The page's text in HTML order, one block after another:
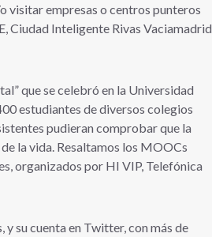
visitar empresas o centros punteros
Ciudad Inteligente Rivas Vaciamadrid
que se celebró en la Universidad
estudiantes de diversos colegios
pudieran comprobar que la
la vida. Resaltamos los MOOCs
organizados por HI VIP, Telefónica
y su cuenta en Twitter, con más de